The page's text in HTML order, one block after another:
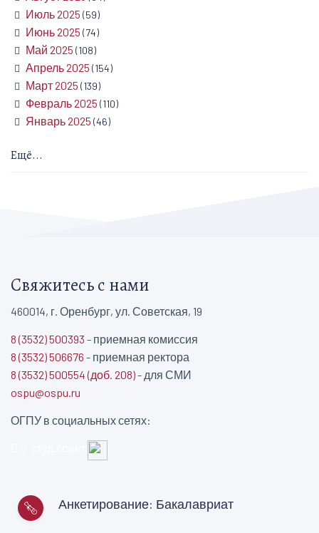
Июль 2025 (59)
Июнь 2025 (74)
Май 2025 (108)
Апрель 2025 (154)
Март 2025 (139)
Февраль 2025 (110)
Январь 2025 (46)
Ещё...
Свяжитесь с нами
460014, г. Оренбург, ул. Советская, 19
8 (3532) 500393 - приемная комиссия
8 (3532) 506676 - приемная ректора
8 (3532) 500554 (доб. 208)- для СМИ
ospu@ospu.ru
ОГПУ в социальных сетях:
Анкетирование: Бакалавриат